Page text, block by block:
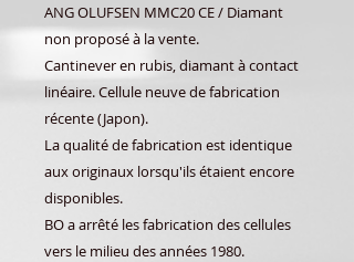
ANG OLUFSEN MMC20 CE / Diamant
non proposé à la vente.
Cantinever en rubis, diamant à contact
linéaire. Cellule neuve de fabrication
récente (Japon).
La qualité de fabrication est identique
aux originaux lorsqu'ils étaient encore
disponibles.
BO a arrêté les fabrication des cellules
vers le milieu des années 1980.